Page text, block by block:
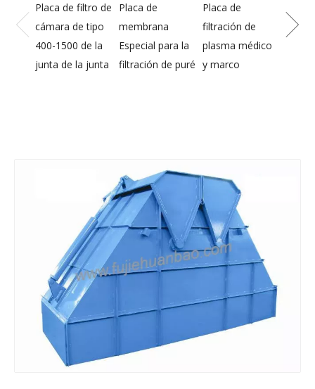
Placa de filtro de
cámara de tipo
400-1500 de la
junta de la junta
Placa de
membrana
Especial para la
filtración de puré
Placa de
filtración de
plasma médico
y marco